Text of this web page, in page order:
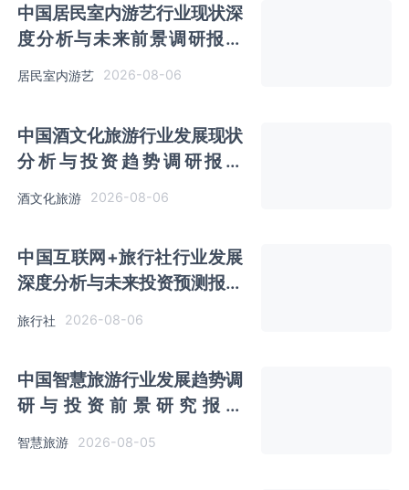
中国居民室内游艺行业现状深
度分析与未来前景调研报告
（2026-2033年）
居民室内游艺 2026-08-06
中国酒文化旅游行业发展现状
分析与投资趋势调研报告
酒文化旅游 2026-08-06
中国互联网+旅行社行业发展
深度分析与未来投资预测报告
旅行社 2026-08-06
中国智慧旅游行业发展趋势调
研与投资前景研究报告
（2026-2033年）
智慧旅游 2026-08-05